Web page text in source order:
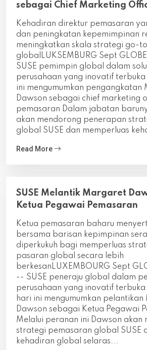
sebagai Chief Marketing
Kehadiran direktur pemasaran
dan peningkatan kepemimpinan
meningkatkan skala strategi go-
globalLUKSEMBURG Sept
SUSE pemimpin global dalam
perusahaan yang inovatif
ini mengumumkan pengangkatan
Dawson sebagai chief marketing
pemasaran Dalam jabatan
akan mendorong penerapan
global SUSE dan memperluas
Read More
SUSE Melantik Margaret
Ketua Pegawai Pemasaran
Ketua pemasaran baharu
bersama barisan kepimpinan
diperkukuh bagi memperluas
pasaran global secara lebih
berkesanLUXEMBOURG Sept
-- SUSE peneraju global dalam
perusahaan yang inovatif terbuka
hari ini mengumumkan
Dawson sebagai Ketua Pegawai
Melalui peranan ini Dawson akan
strategi pemasaran global SUSE
kehadiran global selaras...